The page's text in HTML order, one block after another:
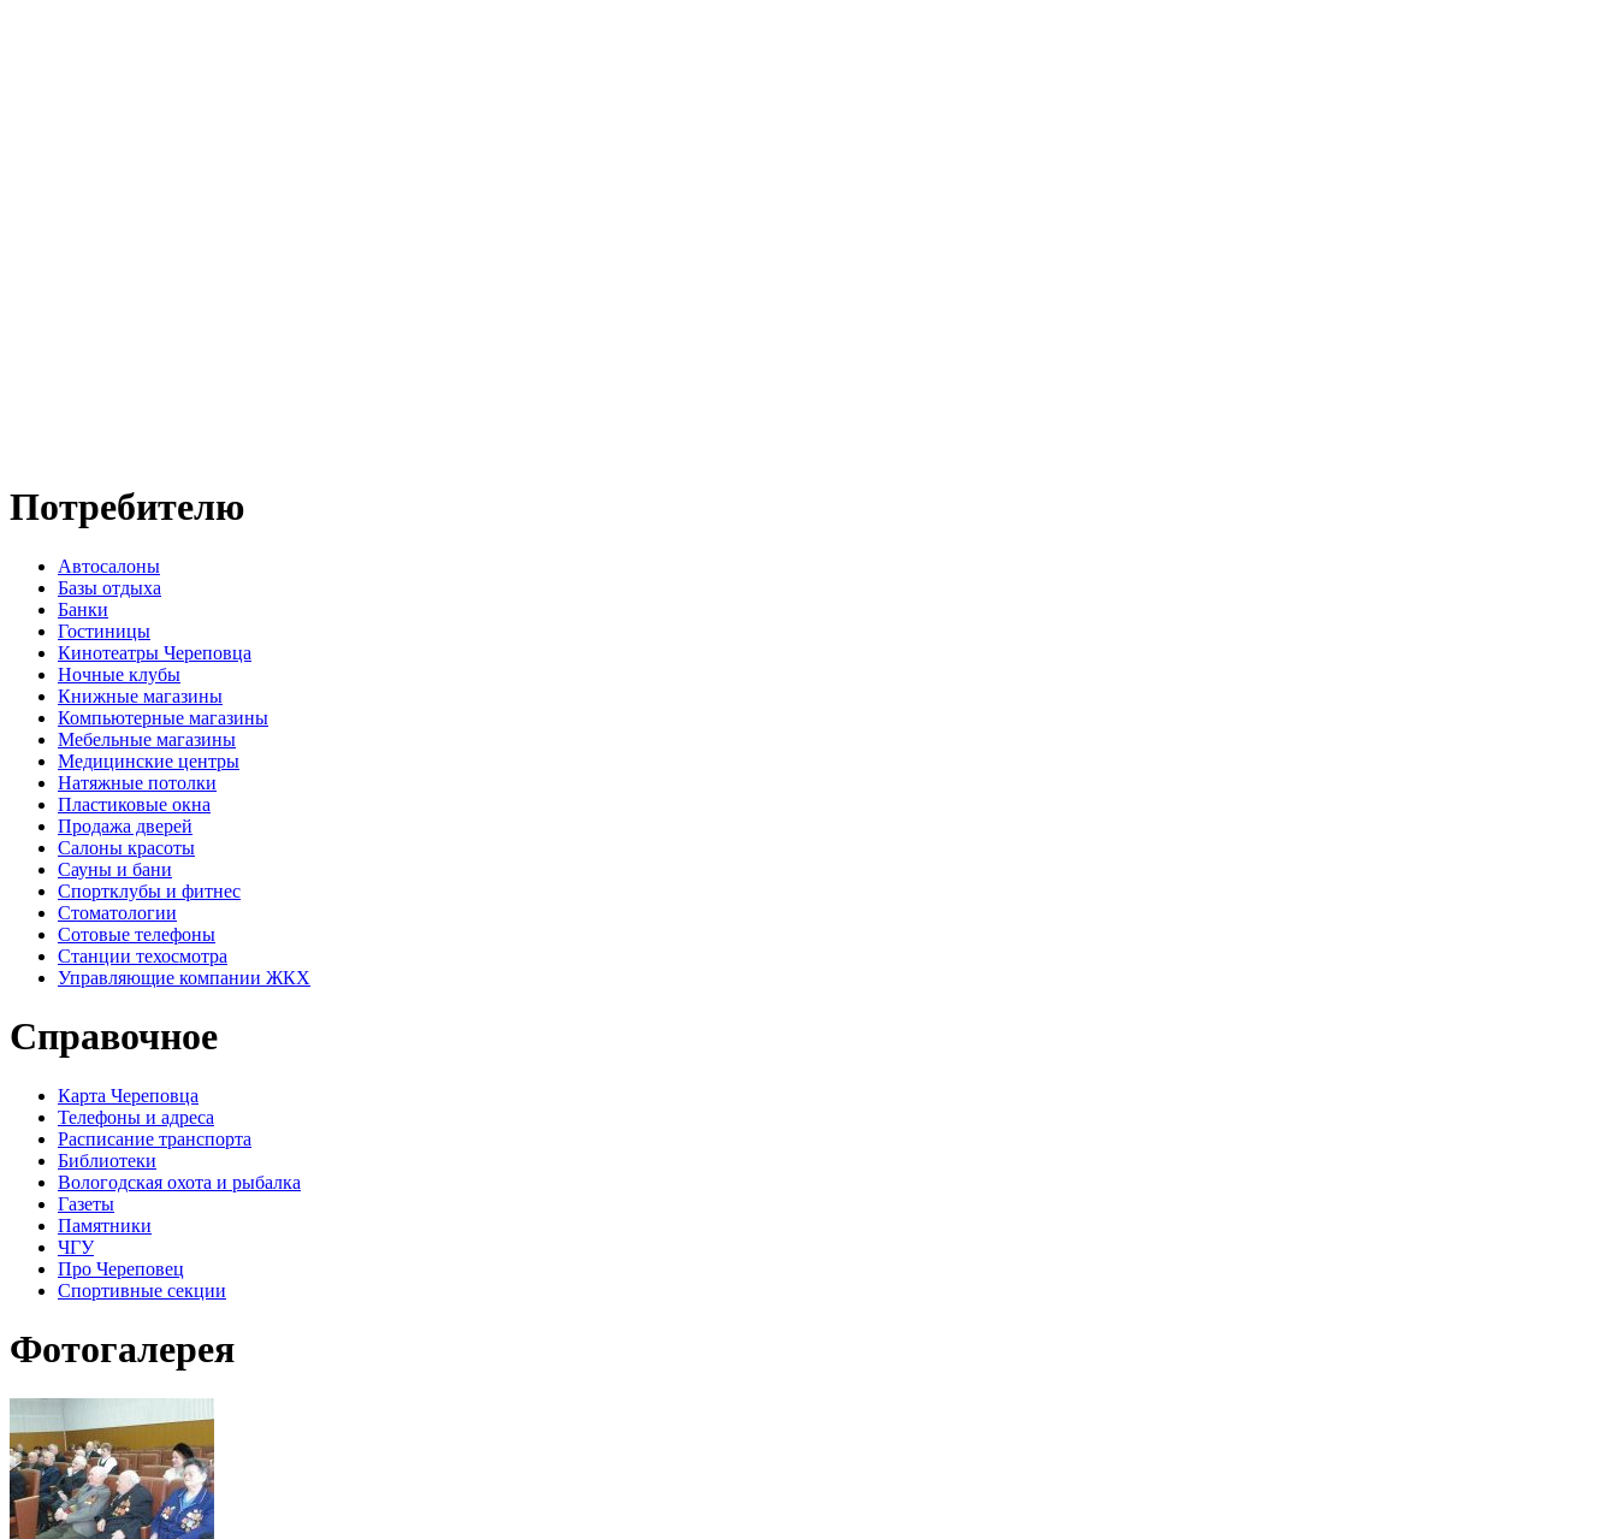
Потребителю
Автосалоны
Базы отдыха
Банки
Гостиницы
Кинотеатры Череповца
Ночные клубы
Книжные магазины
Компьютерные магазины
Мебельные магазины
Медицинские центры
Натяжные потолки
Пластиковые окна
Продажа дверей
Салоны красоты
Сауны и бани
Спортклубы и фитнес
Стоматологии
Сотовые телефоны
Станции техосмотра
Управляющие компании ЖКХ
Справочное
Карта Череповца
Телефоны и адреса
Расписание транспорта
Библиотеки
Вологодская охота и рыбалка
Газеты
Памятники
ЧГУ
Про Череповец
Спортивные секции
Фотогалерея